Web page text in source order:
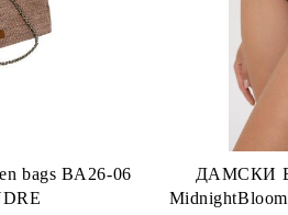
06
ДАМСКИ